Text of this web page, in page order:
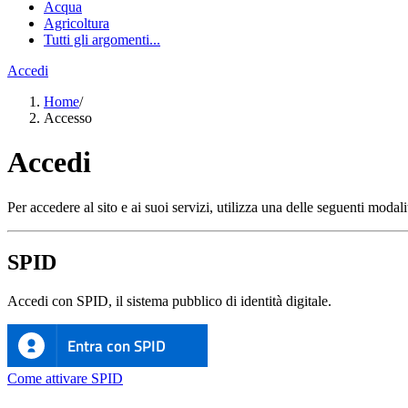
Acqua
Agricoltura
Tutti gli argomenti...
Accedi
Home/
Accesso
Accedi
Per accedere al sito e ai suoi servizi, utilizza una delle seguenti
SPID
Accedi con SPID, il sistema pubblico di identità digitale.
Entra con SPID
Come attivare SPID